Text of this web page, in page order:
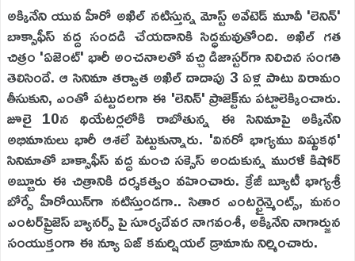
అక్కినేని యువ హీరో అఖిల్ నటిస్తున్న మోస్ట్ అవేటెడ్ మూవీ 'లెనిన్'
బాక్సాఫీస్ వద్ద సందడి చేయడానికి సిద్ధమవుతోంది. అఖిల్ గత
చిత్రం 'ఏజెంట్' భారీ అంచనాలతో వచ్చి డిజాస్టర్‌గా నిలిచిన సంగతి
తెలిసిందే. ఆ సినిమా తర్వాత అఖిల్ దాదాపు 3 ఏళ్ల పాటు విరామం
తీసుకుని, ఎంతో పట్టుదలగా ఈ 'లెనిన్' ప్రాజెక్ట్‌ను పట్టాలెక్కించారు.
జూలై 10న థియేటర్లలోకి రాబోతున్న ఈ సినిమాపై అక్కినేని
అభిమానులు భారీ ఆశలే పెట్టుకున్నారు. 'వినరో భాగ్యము విష్ణుకథ'
సినిమాతో బాక్సాఫీస్ వద్ద మంచి సక్సెస్ అందుకున్న మురళీ కిషోర్
అబ్బూరు ఈ చిత్రానికి దర్శకత్వం వహించారు. క్రేజీ బ్యూటీ భాగ్యశ్రీ
బోర్సే హీరోయిన్‌గా నటిస్తుండగా.. సితార ఎంటర్టైన్మెంట్స్, మనం
ఎంటర్‌ప్రైజెస్ బ్యానర్స్ పై సూర్యదేవర నాగవంశీ, అక్కినేని నాగార్జున
సంయుక్తంగా ఈ న్యూ ఏజ్ కమర్షియల్ డ్రామాను నిర్మించారు.